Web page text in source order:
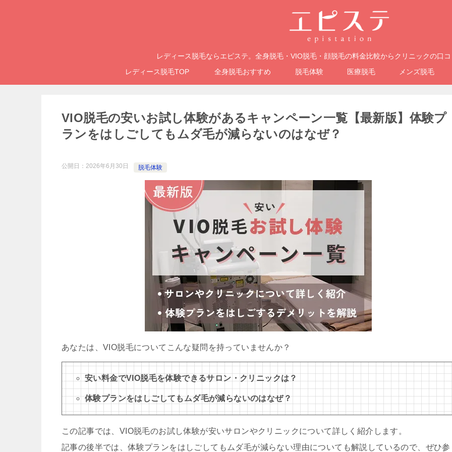
レディース脱毛ならエピステ。全身脱毛・VIO脱毛・顔脱毛の料金比較からクリニックの口
レディース脱毛TOP
全身脱毛おすすめ 脱毛体験 医療脱毛 メンズ脱毛
VIO脱毛の安いお試し体験があるキャンペーン一覧【最新版】体験プ
ランをはしごしてもムダ毛が減らないのはなぜ？
公開日： 2026年6月30日 脱毛体験
あなたは、VIO脱毛についてこんな疑問を持っていませんか？
安い料金でVIO脱毛を体験できるサロン・クリニックは？
体験プランをはしごしてもムダ毛が減らないのはなぜ？
この記事では、VIO脱毛のお試し体験が安いサロンやクリニックについて詳しく紹介します。
記事の後半では、体験プランをはしごしてもムダ毛が減らない理由についても解説しているので、ぜひ参